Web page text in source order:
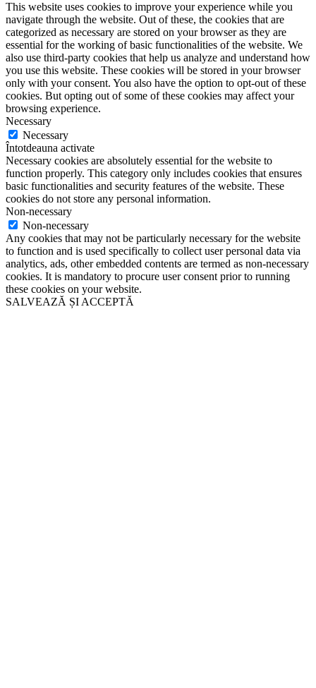
This website uses cookies to improve your experience while you
navigate through the website. Out of these, the cookies that are
categorized as necessary are stored on your browser as they are
essential for the working of basic functionalities of the website. We
also use third-party cookies that help us analyze and understand how
you use this website. These cookies will be stored in your browser
only with your consent. You also have the option to opt-out of these
cookies. But opting out of some of these cookies may affect your
browsing experience.
Necessary
Necessary
Întotdeauna activate
Necessary cookies are absolutely essential for the website to
function properly. This category only includes cookies that ensures
basic functionalities and security features of the website. These
cookies do not store any personal information.
Non-necessary
Non-necessary
Any cookies that may not be particularly necessary for the website
to function and is used specifically to collect user personal data via
analytics, ads, other embedded contents are termed as non-necessary
cookies. It is mandatory to procure user consent prior to running
these cookies on your website.
SALVEAZĂ ȘI ACCEPTĂ